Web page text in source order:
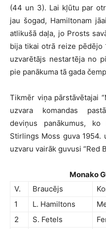
(44 un 3). Lai kļūtu par
jau šogad, Hamiltonam
atlikušā daļa, jo Prosts
bija tikai otrā reize pēdējo
uzvarētājs nestartēja no
pie panākuma tā gada
Tikmēr viņa pārstāvētajai
uzvara komandas
deviņus panākumus,
Stirlings Moss guva 1954.
uzvaru vairāk guvusi “Red
Monako
V.
Braucējs
1
L. Hamiltons
2
S. Fetels